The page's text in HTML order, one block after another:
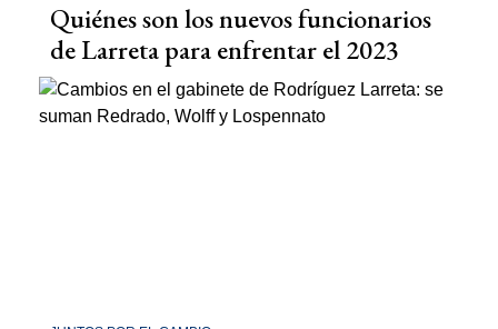
Quiénes son los nuevos funcionarios
de Larreta para enfrentar el 2023